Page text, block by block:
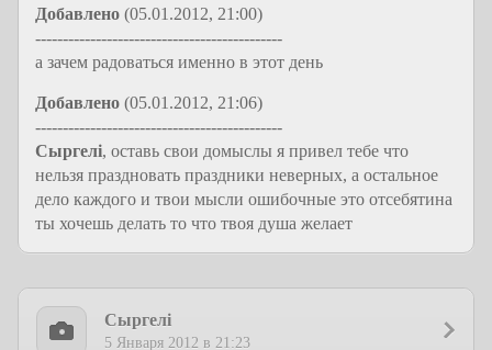
Добавлено (05.01.2012, 21:00)
---------------------------------------------
а зачем радоваться именно в этот день
Добавлено (05.01.2012, 21:06)
---------------------------------------------
Сыргелi, оставь свои домыслы я привел тебе что
нельзя праздновать праздники неверных, а остальное
дело каждого и твои мысли ошибочные это отсебятина
ты хочешь делать то что твоя душа желает
Сыргелi
5 Января 2012 в 21:23